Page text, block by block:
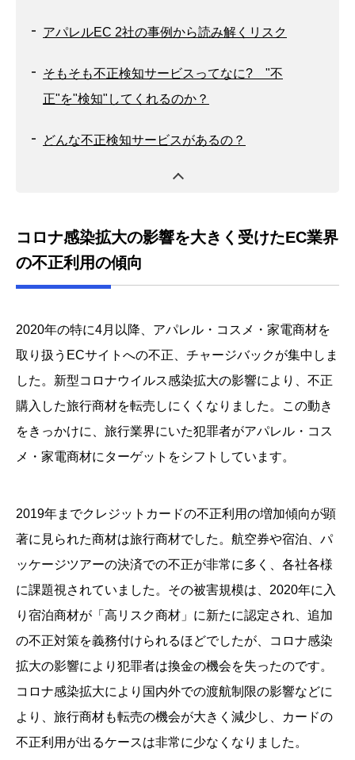
アパレルEC 2社の事例から読み解くリスク
そもそも不正検知サービスってなに? "不
正"を"検知"してくれるのか？
どんな不正検知サービスがあるの？
コロナ感染拡大の影響を大きく受けたEC業界
の不正利用の傾向
2020年の特に4月以降、アパレル・コスメ・家電商材を
取り扱うECサイトへの不正、チャージバックが集中しま
した。新型コロナウイルス感染拡大の影響により、不正
購入した旅行商材を転売しにくくなりました。この動き
をきっかけに、旅行業界にいた犯罪者がアパレル・コス
メ・家電商材にターゲットをシフトしています。
2019年までクレジットカードの不正利用の増加傾向が顕
著に見られた商材は旅行商材でした。航空券や宿泊、パ
ッケージツアーの決済での不正が非常に多く、各社各様
に課題視されていました。その被害規模は、2020年に入
り宿泊商材が「高リスク商材」に新たに認定され、追加
の不正対策を義務付けられるほどでしたが、コロナ感染
拡大の影響により犯罪者は換金の機会を失ったのです。
コロナ感染拡大により国内外での渡航制限の影響などに
より、旅行商材も転売の機会が大きく減少し、カードの
不正利用が出るケースは非常に少なくなりました。